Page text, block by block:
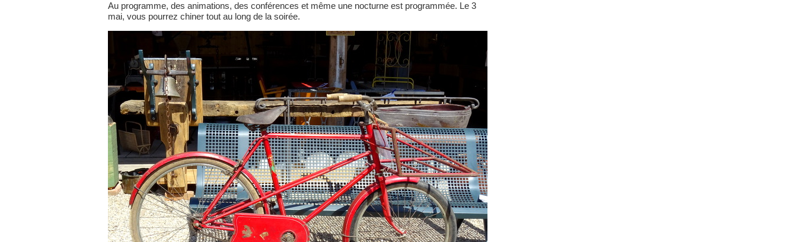
Au programme, des animations, des conférences et même une nocturne est programmée. Le 3
mai, vous pourrez chiner tout au long de la soirée.